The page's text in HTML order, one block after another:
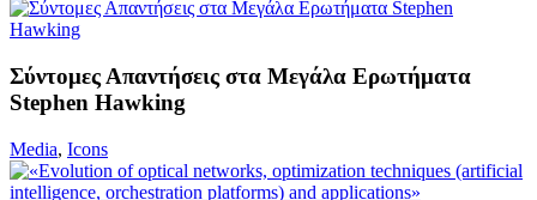
Σύντομες Απαντήσεις στα Μεγάλα Ερωτήματα
Stephen Hawking
Media, Icons